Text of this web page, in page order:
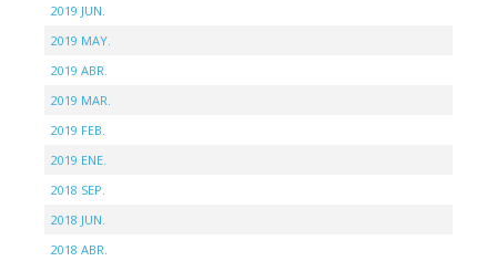
2019 JUN.
2019 MAY.
2019 ABR.
2019 MAR.
2019 FEB.
2019 ENE.
2018 SEP.
2018 JUN.
2018 ABR.